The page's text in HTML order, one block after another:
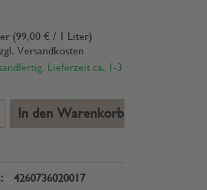
(99,00 € / 1 Liter)
Versandkosten
Lieferzeit ca. 1-3
In den Warenkorb
4260736020017